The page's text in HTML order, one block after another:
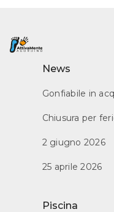
News
Gonfiabile in
Chiusura per
2 giugno 2026
25 aprile 2026
Piscina